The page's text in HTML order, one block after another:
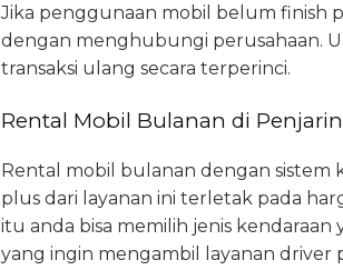
Jika penggunaan mobil belum finish
dengan menghubungi perusahaan.
transaksi ulang secara terperinci.
Rental Mobil Bulanan di
Rental mobil bulanan dengan sistem
plus dari layanan ini terletak pada
itu anda bisa memilih jenis
yang ingin mengambil layanan driver